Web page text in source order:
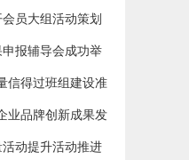
员大组活动策划
报辅导会成功举
信得过班组建设准
训
业品牌创新成果发
进工作会在线举行
动提升活动推进